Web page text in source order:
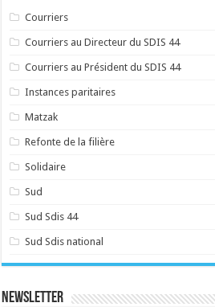
Courriers
Courriers au Directeur du SDIS 44
Courriers au Président du SDIS 44
Instances paritaires
Matzak
Refonte de la filière
Solidaire
Sud
Sud Sdis 44
Sud Sdis national
Newsletter